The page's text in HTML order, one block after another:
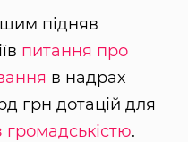
підняв
питання про
в надрах
грн дотацій для
.